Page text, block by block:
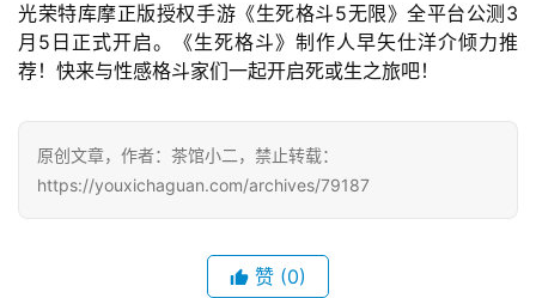
月
3
光荣特库摩正版授权手游《生死格斗5无限》全平台公测3
月5日正式开启。《生死格斗》制作人早矢仕洋介倾力推
荐！快来与性感格斗家们一起开启死或生之旅吧！
原创文章，作者：茶馆小二，禁止转载：
https://youxichaguan.com/archives/79187
赞 (0)